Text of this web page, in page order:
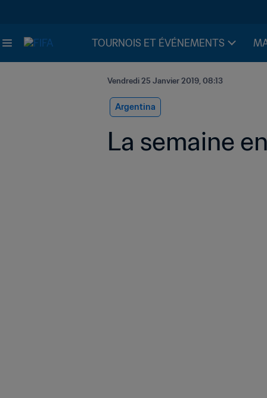
TOURNOIS ET ÉVÉNEMENTS
Vendredi 25 Janvier 2019, 08:13
Argentina
La semaine